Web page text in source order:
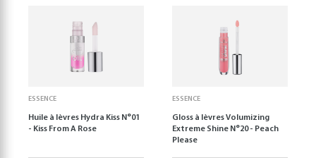
ESSENCE
Huile à lèvres Hydra Kiss N°01
- Kiss From A Rose
ESSENCE
Gloss à lèvres Volumizing
Extreme Shine N°20 - Peach
Please